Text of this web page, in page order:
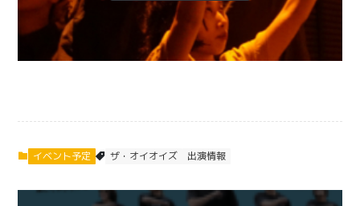
イベント予定 ザ・オイオイズ 出演情報